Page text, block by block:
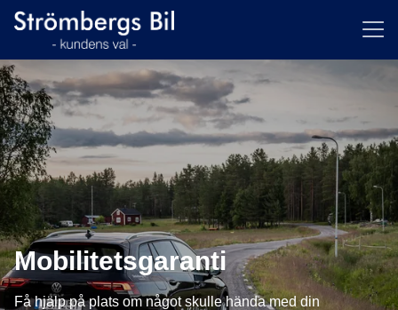
huvudinnehållet
Mobilitetsgaranti
Få hjälp på plats om något skulle hända med din